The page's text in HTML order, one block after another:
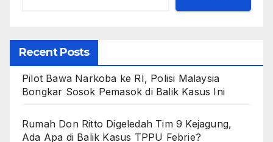
Recent Posts
Pilot Bawa Narkoba ke RI, Polisi Malaysia
Bongkar Sosok Pemasok di Balik Kasus Ini
Rumah Don Ritto Digeledah Tim 9 Kejagung,
Ada Apa di Balik Kasus TPPU Febrie?